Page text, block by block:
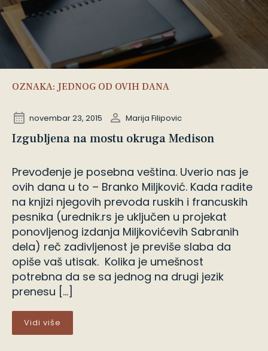
OZNAKA:JEDNOG OD OVIH DANA
novembar 23, 2015 Marija Filipovic
Izgubljena na mostu okruga Medison
Prevođenje je posebna veština. Uverio nas je
ovih dana u to – Branko Miljković. Kada radite
na knjizi njegovih prevoda ruskih i francuskih
pesnika (urednik.rs je uključen u projekat
ponovljenog izdanja Miljkovićevih Sabranih
dela) reč zadivljenost je previše slaba da
opiše vaš utisak. Kolika je umešnost
potrebna da se sa jednog na drugi jezik
prenesu […]
Vidi više